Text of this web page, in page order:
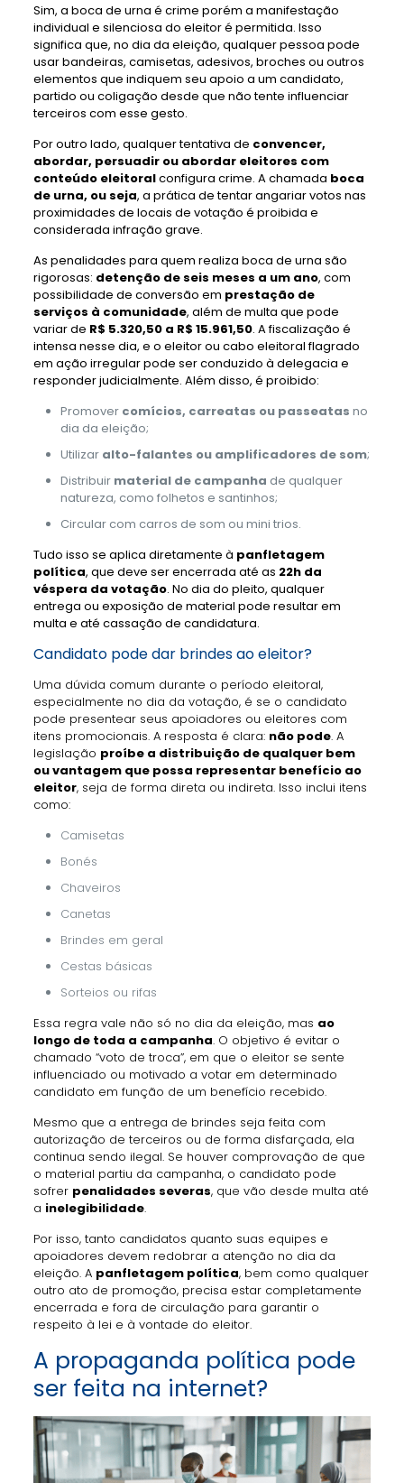
Sim, a boca de urna é crime porém a manifestação
individual e silenciosa do eleitor é permitida. Isso
significa que, no dia da eleição, qualquer pessoa pode
usar bandeiras, camisetas, adesivos, broches ou outros
elementos que indiquem seu apoio a um candidato,
partido ou coligação desde que não tente influenciar
terceiros com esse gesto.
Por outro lado, qualquer tentativa de convencer,
abordar, persuadir ou abordar eleitores com
conteúdo eleitoralconfigura crime. A chamada boca
de urna, ou seja, a prática de tentar angariar votos nas
proximidades de locais de votação é proibida e
considerada infração grave.
As penalidades para quem realiza boca de urna são
rigorosas: detenção de seis meses a um ano, com
possibilidade de conversão em prestação de
serviços à comunidade, além de multa que pode
variar de R$ 5.320,50 a R$ 15.961,50. A fiscalização é
intensa nesse dia, e o eleitor ou cabo eleitoral flagrado
em ação irregular pode ser conduzido à delegacia e
responder judicialmente. Além disso, é proibido:
Promover comícios, carreatas ou passeatas no
dia da eleição;
Utilizar alto-falantes ou amplificadores de som;
Distribuir material de campanha de qualquer
natureza, como folhetos e santinhos;
Circular com carros de som ou mini trios.
Tudo isso se aplica diretamente à panfletagem
política, que deve ser encerrada até as 22h da
véspera da votação. No dia do pleito, qualquer
entrega ou exposição de material pode resultar em
multa e até cassação de candidatura.
Candidato pode dar brindes ao eleitor?
Uma dúvida comum durante o período eleitoral,
especialmente no dia da votação, é se o candidato
pode presentear seus apoiadores ou eleitores com
itens promocionais. A resposta é clara: não pode. A
legislação proíbe a distribuição de qualquer bem
ou vantagem que possa representar benefício ao
eleitor, seja de forma direta ou indireta. Isso inclui itens
como:
Camisetas
Bonés
Chaveiros
Canetas
Brindes em geral
Cestas básicas
Sorteios ou rifas
Essa regra vale não só no dia da eleição, mas ao
longo de toda a campanha. O objetivo é evitar o
chamado “voto de troca”, em que o eleitor se sente
influenciado ou motivado a votar em determinado
candidato em função de um benefício recebido.
Mesmo que a entrega de brindes seja feita com
autorização de terceiros ou de forma disfarçada, ela
continua sendo ilegal. Se houver comprovação de que
o material partiu da campanha, o candidato pode
sofrer penalidades severas, que vão desde multa até
a inelegibilidade.
Por isso, tanto candidatos quanto suas equipes e
apoiadores devem redobrar a atenção no dia da
eleição. A panfletagem política, bem como qualquer
outro ato de promoção, precisa estar completamente
encerrada e fora de circulação para garantir o
respeito à lei e à vontade do eleitor.
A propaganda política pode
ser feita na internet?